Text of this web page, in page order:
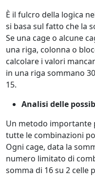
È il fulcro della logica
si basa sul fatto che la
Se una cage o alcune
una riga, colonna o
calcolare i valori
in una riga sommano
15.
Analisi delle
Un metodo importante
tutte le combinazioni
Ogni cage, data la
numero limitato di
somma di 16 su 2 celle